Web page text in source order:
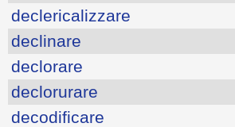
declericalizzare
declinare
declorare
declorurare
decodificare